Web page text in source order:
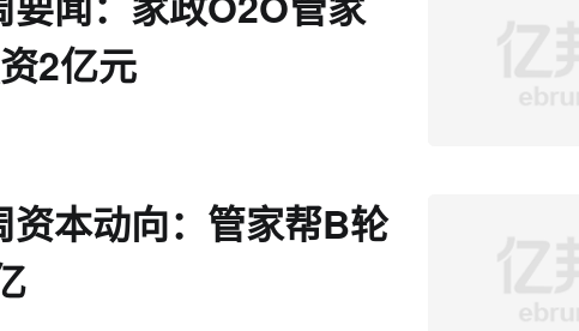
2亿元
资本动向：管家帮B轮